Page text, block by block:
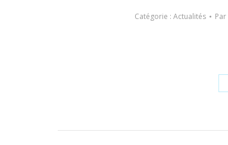
Catégorie : Actualités Par